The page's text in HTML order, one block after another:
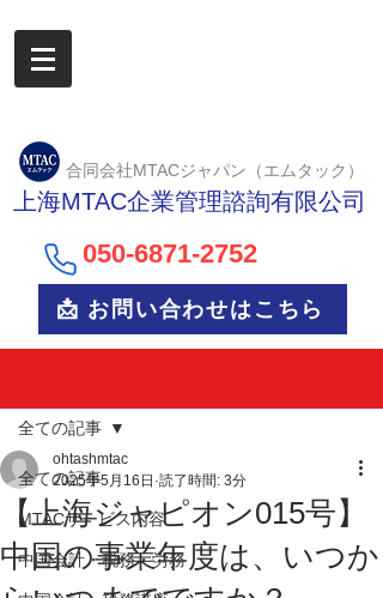
合同会社MTACジャパン（エムタック）
上海MTAC企業管理諮詢有限公司
050-6871-2752
📩 お問い合わせはこちら
全ての記事
MTACサービス内容
中国会計・税務・労務
全ての記事
【上海ジャピオン015号】
中国の事業年度は、いつか
ohtashmtac
2025年5月16日 読了時間: 3分